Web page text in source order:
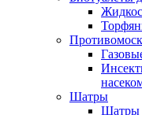
Шатры
Шатры